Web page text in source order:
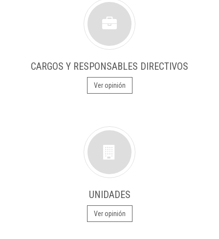
CARGOS Y RESPONSABLES DIRECTIVOS
Ver opinión
UNIDADES
Ver opinión